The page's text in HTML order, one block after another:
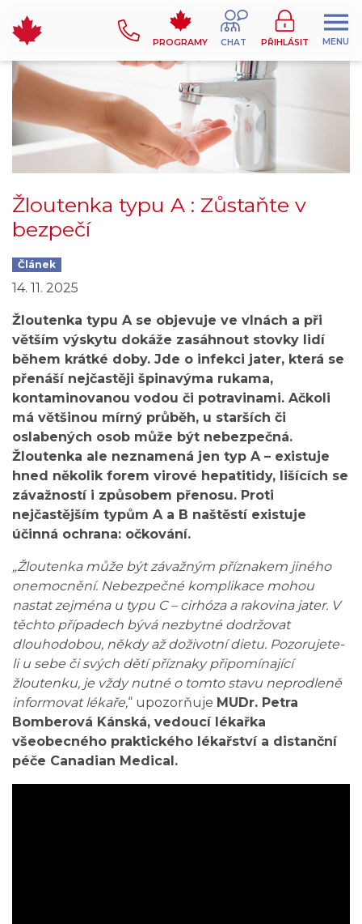
PROGRAMY CHAT PŘIHLÁSIT MENU
Žloutenka typu A : Zůstaňte v
bezpečí
Článek
14. 11. 2025
Žloutenka typu A se objevuje ve vlnách a při
větším výskytu dokáže zasáhnout stovky lidí
během krátké doby. Jde o infekci jater, která se
přenáší nejčastěji špinavýma rukama,
kontaminovanou vodou či potravinami. Ačkoli
má většinou mírný průběh, u starších či
oslabených osob může být nebezpečná.
Žloutenka ale neznamená jen typ A – existuje
hned několik forem virové hepatitidy, lišících se
závažností i způsobem přenosu. Proti
nejčastějším typům A a B naštěstí existuje
účinná ochrana: očkování.
„Žloutenka může být závažným příznakem jiného
onemocnění. Nebezpečné komplikace mohou
nastat zejména u typu C – cirhóza a rakovina jater. V
těchto případech bývá nezbytné dodržovat
dlouhodobou, někdy až doživotní dietu. Pozorujete-
li u sebe či svých dětí příznaky připomínající
žloutenku, je vždy nutné o tomto stavu neprodleně
informovat lékaře,“ upozorňuje MUDr. Petra
Bomberová Kánská, vedoucí lékařka
všeobecného praktického lékařství a distanční
péče Canadian Medical.